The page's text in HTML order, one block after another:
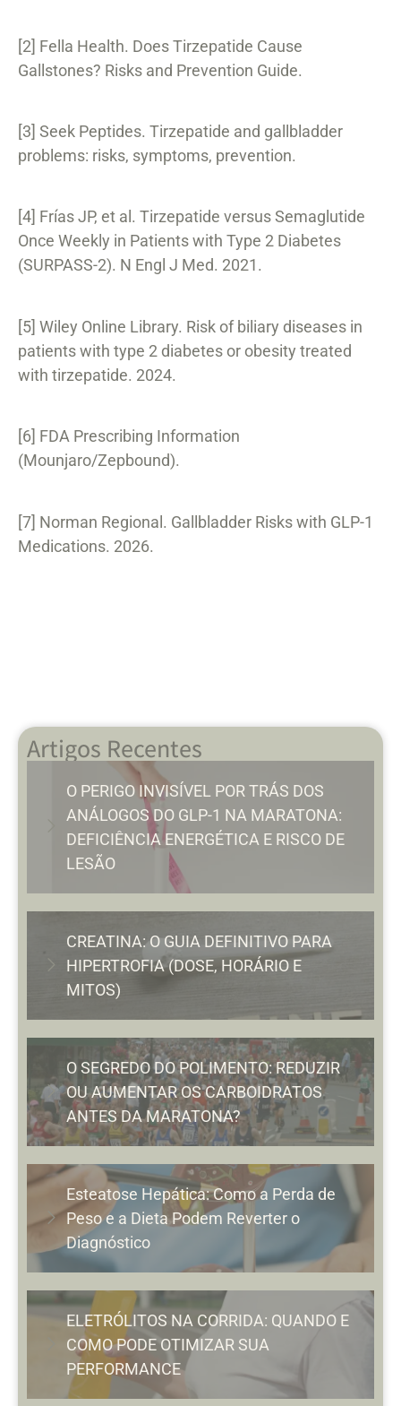
[2] Fella Health. Does Tirzepatide Cause
Gallstones? Risks and Prevention Guide.
[3] Seek Peptides. Tirzepatide and gallbladder
problems: risks, symptoms, prevention.
[4] Frías JP, et al. Tirzepatide versus Semaglutide
Once Weekly in Patients with Type 2 Diabetes
(SURPASS-2). N Engl J Med. 2021.
[5] Wiley Online Library. Risk of biliary diseases in
patients with type 2 diabetes or obesity treated
with tirzepatide. 2024.
[6] FDA Prescribing Information
(Mounjaro/Zepbound).
[7] Norman Regional. Gallbladder Risks with GLP-1
Medications. 2026.
Artigos Recentes
O PERIGO INVISÍVEL POR TRÁS DOS
ANÁLOGOS DO GLP-1 NA MARATONA:
DEFICIÊNCIA ENERGÉTICA E RISCO DE
LESÃO
CREATINA: O GUIA DEFINITIVO PARA
HIPERTROFIA (DOSE, HORÁRIO E
MITOS)
O SEGREDO DO POLIMENTO: REDUZIR
OU AUMENTAR OS CARBOIDRATOS
ANTES DA MARATONA?
Esteatose Hepática: Como a Perda de
Peso e a Dieta Podem Reverter o
Diagnóstico
ELETRÓLITOS NA CORRIDA: QUANDO E
COMO PODE OTIMIZAR SUA
PERFORMANCE